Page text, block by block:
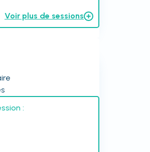
Voir plus de sessions
: